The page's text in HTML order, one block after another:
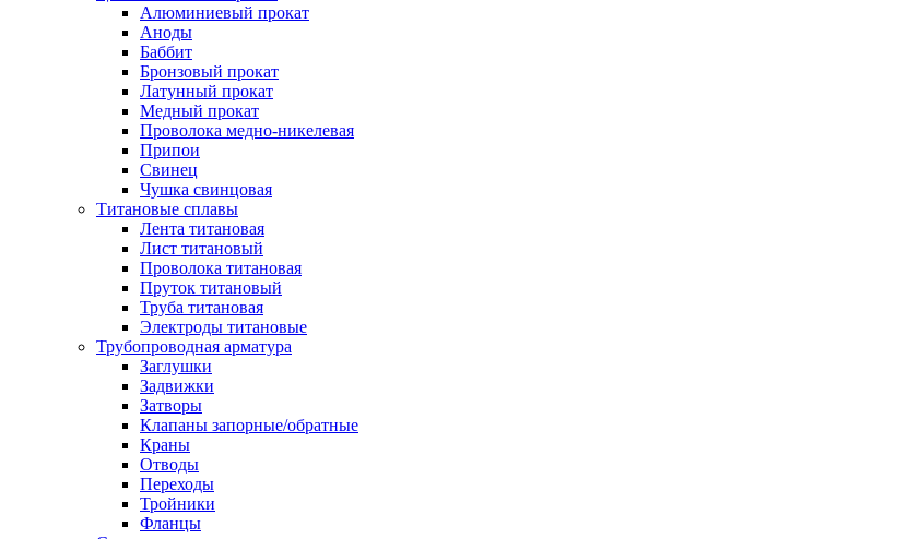
Алюминиевый прокат
Аноды
Баббит
Бронзовый прокат
Латунный прокат
Медный прокат
Проволока медно-никелевая
Припои
Свинец
Чушка свинцовая
Титановые сплавы
Лента титановая
Лист титановый
Проволока титановая
Пруток титановый
Труба титановая
Электроды титановые
Трубопроводная арматура
Заглушки
Задвижки
Затворы
Клапаны запорные/обратные
Краны
Отводы
Переходы
Тройники
Фланцы